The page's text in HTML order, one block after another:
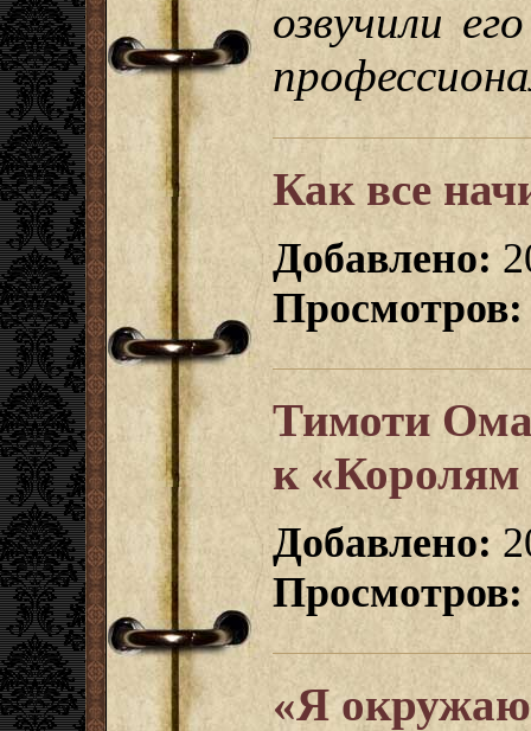
озвучили
Как все
Добавлено:
Просмотров:
Тимоти
к «Королям
Добавлено:
Просмотров:
«Я